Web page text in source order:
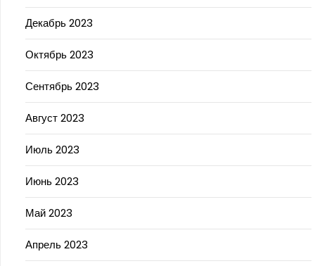
Декабрь 2023
Октябрь 2023
Сентябрь 2023
Август 2023
Июль 2023
Июнь 2023
Май 2023
Апрель 2023